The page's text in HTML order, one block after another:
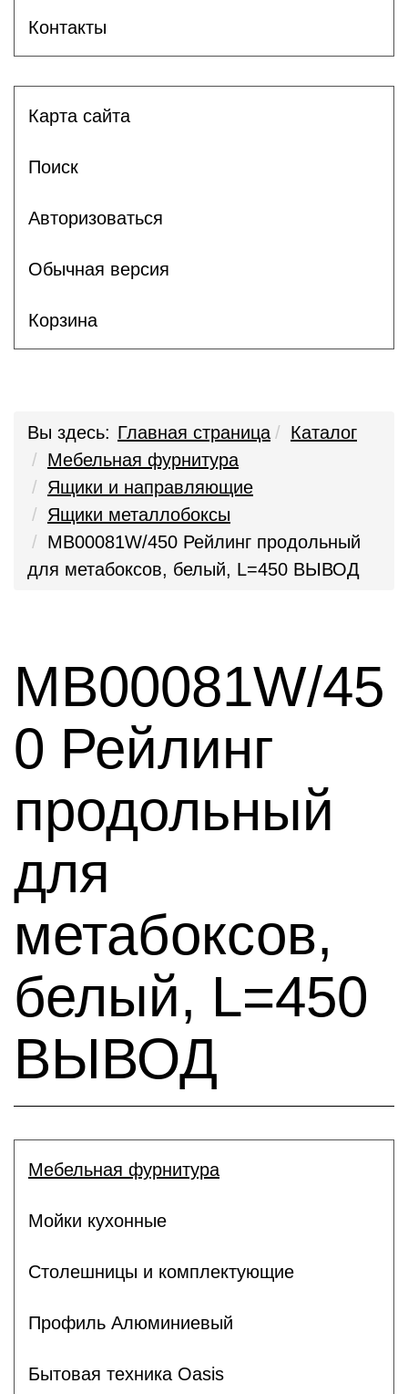
Контакты
Карта сайта
Поиск
Авторизоваться
Обычная версия
Корзина
Вы здесь: Главная страница
Каталог
Мебельная фурнитура
Ящики и направляющие
Ящики металлобоксы
MB00081W/450 Рейлинг продольный
для метабоксов, белый, L=450 ВЫВОД
MB00081W/45
0 Рейлинг
продольный
для
метабоксов,
белый, L=450
ВЫВОД
Мебельная фурнитура
Мойки кухонные
Столешницы и комплектующие
Профиль Алюминиевый
Бытовая техника Oasis